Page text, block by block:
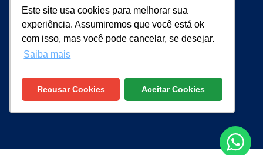
Este site usa cookies para melhorar sua
experiência. Assumiremos que você está ok
com isso, mas você pode cancelar, se desejar.
Saiba mais
Recusar Cookies Aceitar Cookies
vendas@walsywa.com.br